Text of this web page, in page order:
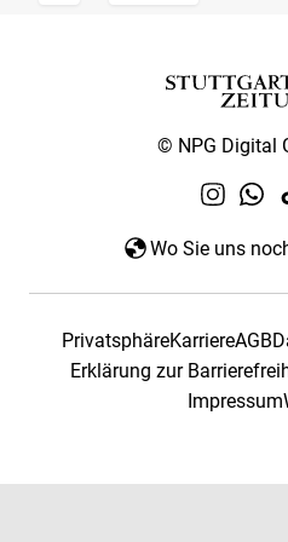
© NPG Digital
Wo Sie uns
PrivatsphäreKarriereAGB
Erklärung zur
Impressum